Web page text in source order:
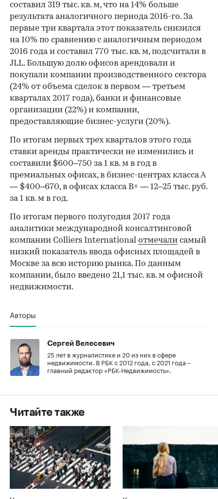
составил 319 тыс. кв. м, что на 14% больше
результата аналогичного периода 2016-го. За
первые три квартала этот показатель снизился
на 10% по сравнению с аналогичным периодом
2016 года и составил 770 тыс. кв. м, подсчитали в
JLL. Большую долю офисов арендовали и
покупали компании производственного сектора
(24% от объема сделок в первом — третьем
кварталах 2017 года), банки и финансовые
организации (22%) и компании,
предоставляющие бизнес-услуги (20%).
По итогам первых трех кварталов этого года
ставки аренды практически не изменились и
составили $600–750 за 1 кв. м в год в
премиальных офисах, в бизнес-центрах класса А
— $400–670, в офисах класса В+ — 12–25 тыс. руб.
за 1 кв. м в год.
По итогам первого полугодия 2017 года
аналитики международной консалтинговой
компании Colliers International отмечали самый
низкий показатель ввода офисных площадей в
Москве за всю историю рынка. По данным
компании, было введено 21,1 тыс. кв. м офисной
недвижимости.
Авторы
Сергей Велесевич
25 лет в журналистике и 20 из них в сфере
недвижимости. В РБК с 2012 года, с 2021 года –
главный редактор «РБК-Недвижимость».
Читайте также